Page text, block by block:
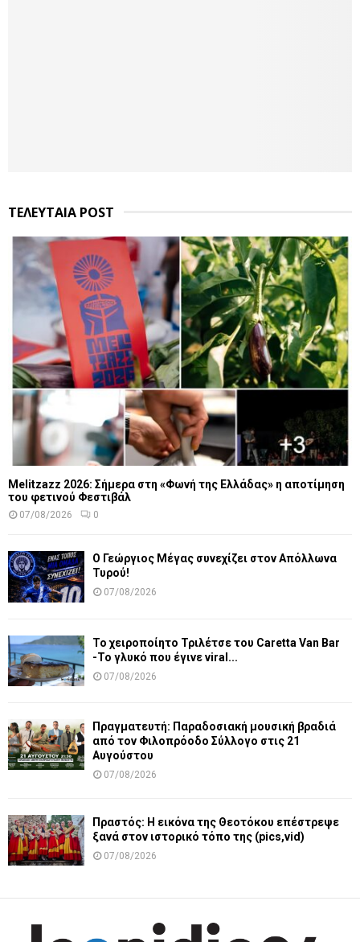
ΤΕΛΕΥΤΑΙΑ POST
Melitzazz 2026: Σήμερα στη «Φωνή της Ελλάδας» η αποτίμηση
του φετινού Φεστιβάλ
07/08/2026 0
Ο Γεώργιος Μέγας συνεχίζει στον Απόλλωνα
Τυρού!
07/08/2026
Το χειροποίητο Τριλέτσε του Caretta Van Bar
-Το γλυκό που έγινε viral...
07/08/2026
Πραγματευτή: Παραδοσιακή μουσική βραδιά
από τον Φιλοπρόοδο Σύλλογο στις 21
Αυγούστου
07/08/2026
Πραστός: Η εικόνα της Θεοτόκου επέστρεψε
ξανά στον ιστορικό τόπο της (pics,vid)
07/08/2026